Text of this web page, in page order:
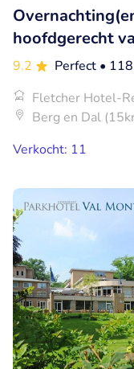
hoofdgerecht
9.2 Perfect •
Fletcher Hotel-
Berg en Dal
Verkocht: 11